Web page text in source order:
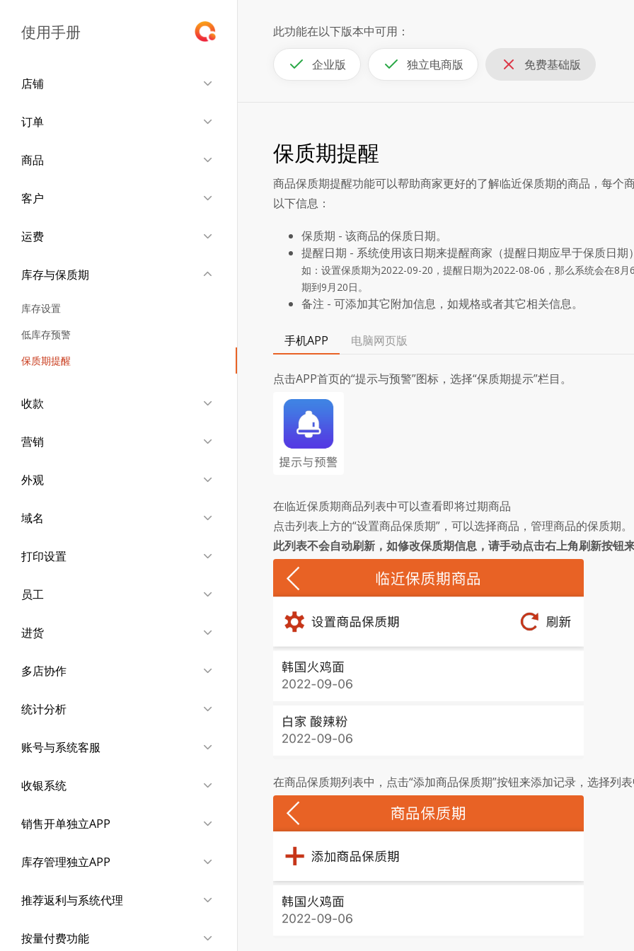
使用手册
店铺
订单
商品
客户
运费
库存与保质期
库存设置
低库存预警
保质期提醒
收款
营销
外观
域名
打印设置
员工
进货
多店协作
统计分析
账号与系统客服
收银系统
销售开单独立APP
库存管理独立APP
推荐返利与系统代理
按量付费功能
此功能在以下版本中可用：
企业版 独立电商版 免费基础版
保质期提醒
商品保质期提醒功能可以帮助商家更好的了解临近保质期的商品，每个
以下信息：
保质期 - 该商品的保质日期。
提醒日期 - 系统使用该日期来提醒商家（提醒日期应早于保质日期
如：设置保质期为2022-09-20，提醒日期为2022-08-06，那么系统会在8
期到9月20日。
备注 - 可添加其它附加信息，如规格或者其它相关信息。
手机APP 电脑网页版
点击APP首页的“提示与预警”图标，选择“保质期提示”栏目。
在临近保质期商品列表中可以查看即将过期商品
点击列表上方的“设置商品保质期”，可以选择商品，管理商品的保质期。
此列表不会自动刷新，如修改保质期信息，请手动点击右上角刷新按钮来
在商品保质期列表中，点击“添加商品保质期”按钮来添加记录，选择列